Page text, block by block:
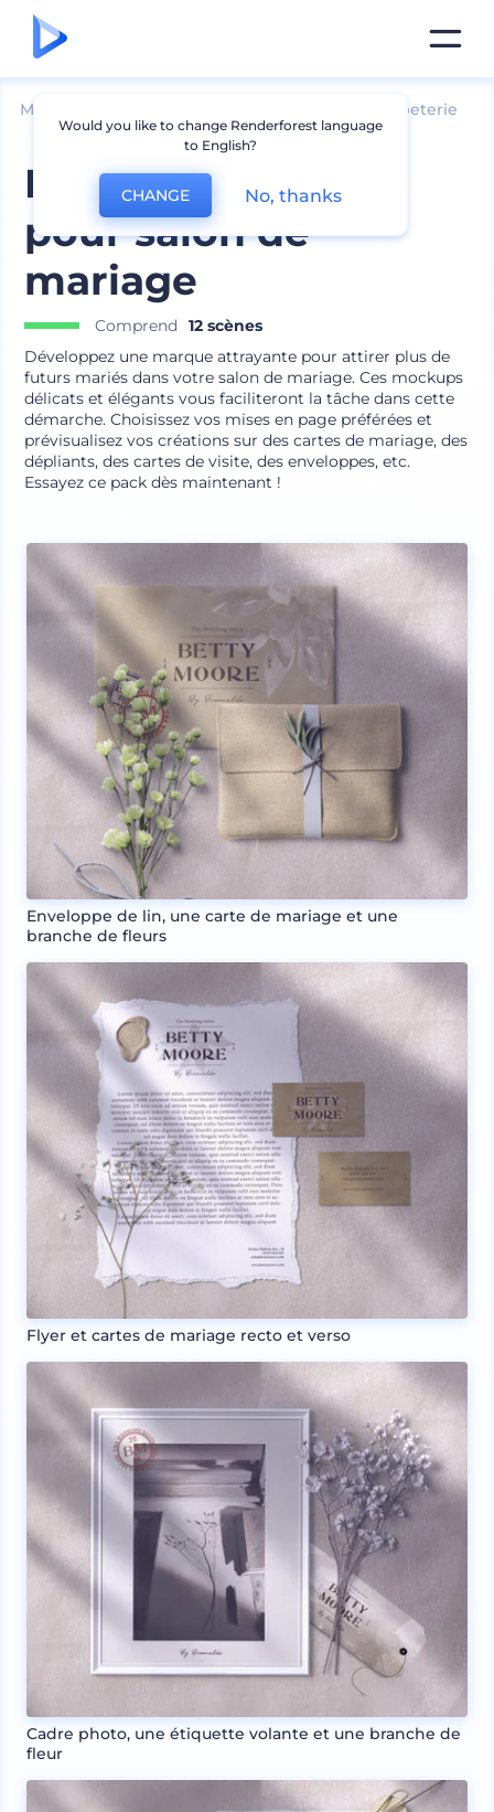
Mockups Maquette de papeterie
Pack de marque
pour salon de
mariage
Comprend
12 scènes
Développez une marque attrayante pour attirer plus de
futurs mariés dans votre salon de mariage. Ces mockups
délicats et élégants vous faciliteront la tâche dans cette
démarche. Choisissez vos mises en page préférées et
prévisualisez vos créations sur des cartes de mariage, des
dépliants, des cartes de visite, des enveloppes, etc.
Essayez ce pack dès maintenant !
Enveloppe de lin, une carte de mariage et une
branche de fleurs
Flyer et cartes de mariage recto et verso
Cadre photo, une étiquette volante et une branche de
fleur
Would you like to change Renderforest language
to English?
CHANGE No, thanks